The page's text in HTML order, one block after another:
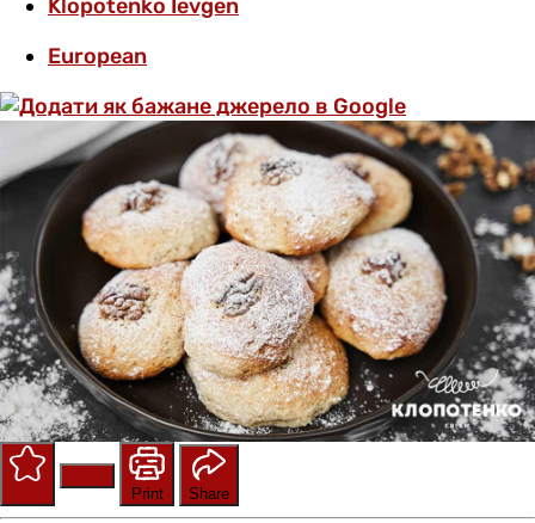
Klopotenko Ievgen
European
Print
Share